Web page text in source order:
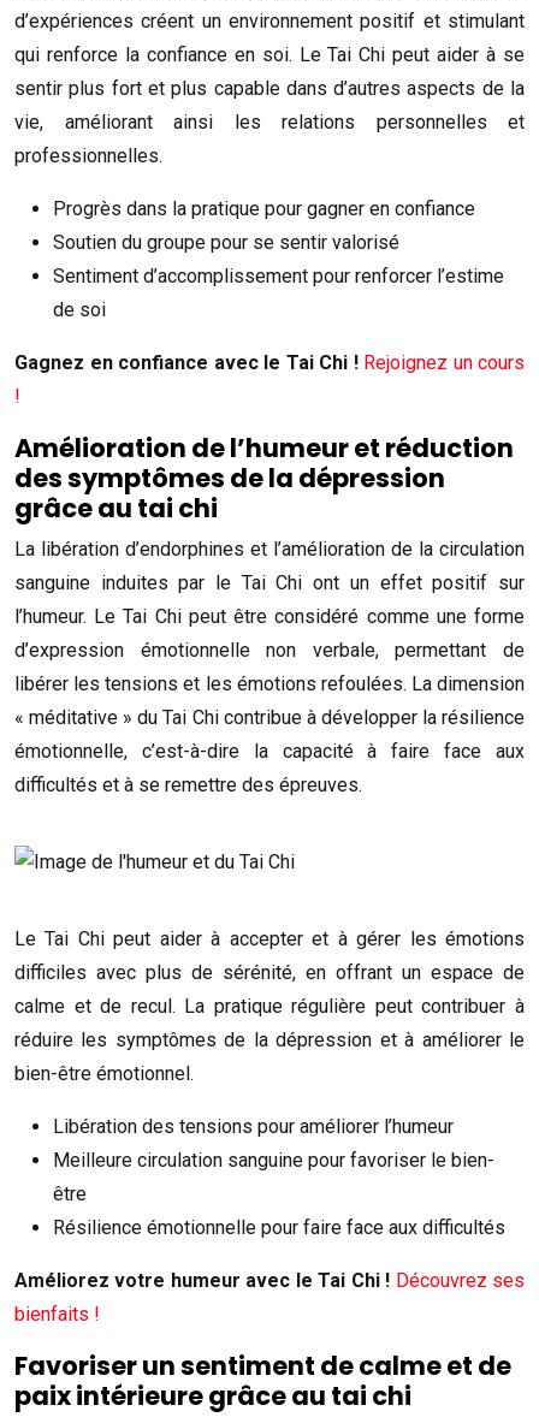
d’expériences créent un environnement positif et stimulant
qui renforce la confiance en soi. Le Tai Chi peut aider à se
sentir plus fort et plus capable dans d’autres aspects de la
vie, améliorant ainsi les relations personnelles et
professionnelles.
Progrès dans la pratique pour gagner en confiance
Soutien du groupe pour se sentir valorisé
Sentiment d’accomplissement pour renforcer l’estime
de soi
Gagnez en confiance avec le Tai Chi ! Rejoignez un cours
!
Amélioration de l’humeur et réduction
des symptômes de la dépression
grâce au tai chi
La libération d’endorphines et l’amélioration de la circulation
sanguine induites par le Tai Chi ont un effet positif sur
l’humeur. Le Tai Chi peut être considéré comme une forme
d’expression émotionnelle non verbale, permettant de
libérer les tensions et les émotions refoulées. La dimension
« méditative » du Tai Chi contribue à développer la résilience
émotionnelle, c’est-à-dire la capacité à faire face aux
difficultés et à se remettre des épreuves.
Le Tai Chi peut aider à accepter et à gérer les émotions
difficiles avec plus de sérénité, en offrant un espace de
calme et de recul. La pratique régulière peut contribuer à
réduire les symptômes de la dépression et à améliorer le
bien-être émotionnel.
Libération des tensions pour améliorer l’humeur
Meilleure circulation sanguine pour favoriser le bien-
être
Résilience émotionnelle pour faire face aux difficultés
Améliorez votre humeur avec le Tai Chi ! Découvrez ses
bienfaits !
Favoriser un sentiment de calme et de
paix intérieure grâce au tai chi